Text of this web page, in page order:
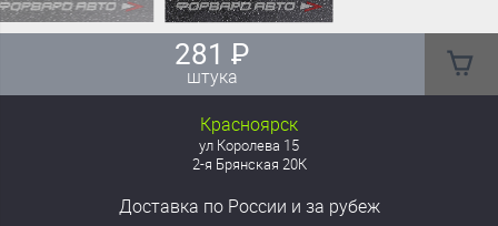
281₽
штука
Красноярск
ул Королева 15
2-я Брянская 20К
Доставка по России и за рубеж